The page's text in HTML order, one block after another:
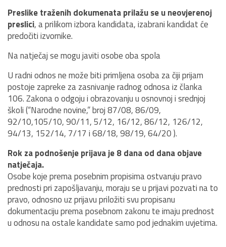
Preslike traženih dokumenata prilažu se u neovjerenoj
preslici, a prilikom izbora kandidata, izabrani kandidat će
predočiti izvornike.
Na natječaj se mogu javiti osobe oba spola
U radni odnos ne može biti primljena osoba za čiji prijam
postoje zapreke za zasnivanje radnog odnosa iz članka
106. Zakona o odgoju i obrazovanju u osnovnoj i srednjoj
školi (“Narodne novine,” broj 87/08, 86/09,
92/10,105/10, 90/11, 5/12, 16/12, 86/12, 126/12,
94/13, 152/14, 7/17 i 68/18, 98/19, 64/20 ).
Rok za podnošenje prijava je 8 dana od dana objave
natječaja.
Osobe koje prema posebnim propisima ostvaruju pravo
prednosti pri zapošljavanju, moraju se u prijavi pozvati na to
pravo, odnosno uz prijavu priložiti svu propisanu
dokumentaciju prema posebnom zakonu te imaju prednost
u odnosu na ostale kandidate samo pod jednakim uvjetima.